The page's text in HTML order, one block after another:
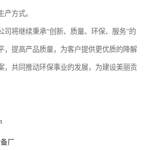
方式。
司将继续秉承“创新、质量、环保、服务”的
，提高产品质量，为客户提供更优质的降解
，共同推动环保事业的发展，为建设美丽贡
厂